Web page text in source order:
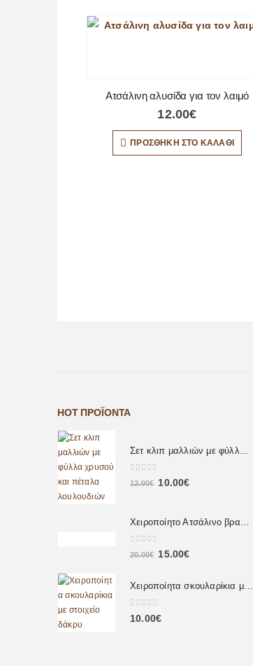
Ατσάλινη αλυσίδα για τον λαιμό
12.00€
ΠΡΟΣΘΉΚΗ ΣΤΟ ΚΑΛΆΘΙ
HOT ΠΡΟΪΌΝΤΑ
out of 5
12.00€ 10.00€
out of 5
20.00€ 15.00€
Χειροποίητα σκουλαρίκια με στοιχείο δάκρυ
0 out of 5
10.00€